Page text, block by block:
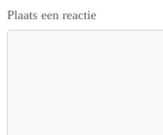
Plaats een reactie